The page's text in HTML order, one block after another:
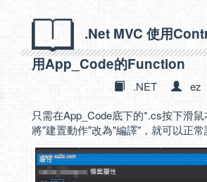
.Net MVC 使用
用App_Code的Function
.NET ez
只需在App_Code底下的*.cs按下滑鼠
將"建置動作"改為"編譯"，就可以正常